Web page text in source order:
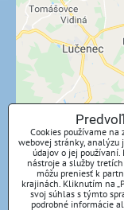
Externý
Prajete
Povoliť a
Cookies používame
webovej stránky,
údajov o jej
nástroje a služby
môžu preniesť k
krajinách. Kliknutím na
svoj súhlas s týmto
podrobné informácie